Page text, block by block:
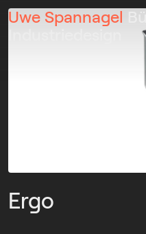
Uwe Spannagel
Ergo